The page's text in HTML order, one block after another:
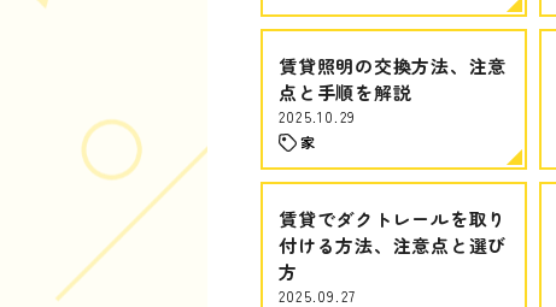
賃貸照明の交換方法、注意
点と手順を解説
2025.10.29
家
賃貸でダクトレールを取り
付ける方法、注意点と選び
方
2025.09.27